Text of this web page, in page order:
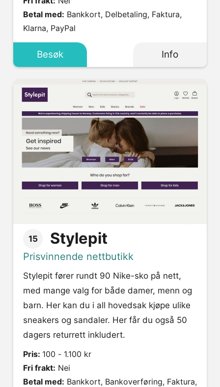
Betal med:
Klarna, PayPal
Besøk Info
15 Stylepit
Prisvinnende nettbutikk
Stylepit fører rundt 90 Nike-sko på nett,
med mange valg for både damer, menn og
barn. Her kan du i all hovedsak kjøpe ulike
sneakers og sandaler. Her får du også 50
dagers returrett inkludert.
Pris: 100 - 1.100 kr
Fri frakt: Nei
Betal med: